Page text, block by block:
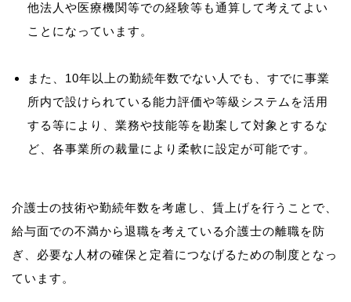
他法人や医療機関等での経験等も通算して考えてよい
ことになっています。
また、10年以上の勤続年数でない人でも、すでに事業
所内で設けられている能力評価や等級システムを活用
する等により、業務や技能等を勘案して対象とするな
ど、各事業所の裁量により柔軟に設定が可能です。
介護士の技術や勤続年数を考慮し、賃上げを行うことで、
給与面での不満から退職を考えている介護士の離職を防
ぎ、必要な人材の確保と定着につなげるための制度となっ
ています。